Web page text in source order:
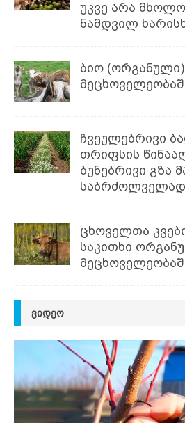
უკვე არა
ნამდვილ
ბიო
ჩვეულებრივი
თრიფსის
ბუნებრივი გზა
საბრძოლველად
ცხოველთა
საკითხი
ᲕᲘᲓᲔᲝ